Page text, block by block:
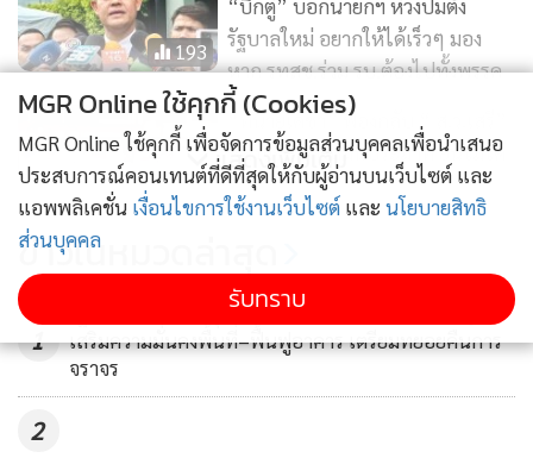
193
“บิ๊กตู่” บอกนายกฯ ห่วงปมตั้ง
รัฐบาลใหม่ อยากให้ได้เร็วๆ มอง
หาก รทสช.ร่วม รบ.ต้องไปทั้งพรรค
4,673
“ทนายเดชา” ฟ้องกลับ “ ส.ว.เสรี”
หลังโดนฟ้องหมิ่นประมาท ยันไม่ได้
เอ่ยชื่อใคร ไล่ไปดูแลตลาดดีกว่า
อย่ามาเที่ยวฟ้อง ปชช.
81
เลือกหัวหน้า องค์ประชุมไม่ล่มซ้ำ
รอย
แสดงเพิ่มเติม
ข่าวในหมวดล่าสุด
1
รัฐบาลเร่งแก้ดินทรุดรถไฟฟ้าสายสีม่วง วงเวียนใหญ่
เสริมความมั่นคงพื้นที่–ฟื้นฟูอาคาร เตรียมทยอยคืนการ
จราจร
2
MGR Online ใช้คุกกี้ (Cookies)
MGR Online ใช้คุกกี้ เพื่อจัดการข้อมูลส่วนบุคคลเพื่อนำเสนอ
ประสบการณ์คอนเทนต์ที่ดีที่สุดให้กับผู้อ่านบนเว็บไซต์ และ
แอพพลิเคชั่น เงื่อนไขการใช้งานเว็บไซต์ และ นโยบายสิทธิ
ส่วนบุคคล
รับทราบ